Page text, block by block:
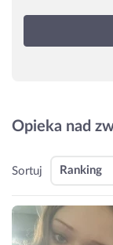
Opieka nad
Sortuj